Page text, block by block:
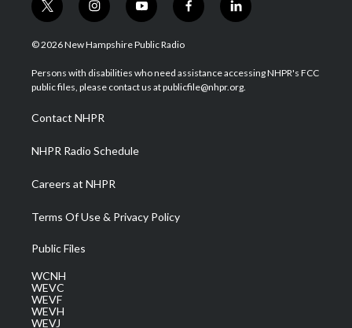
t
w
i
t
e
i
n
s
a
g
a
m
y
o
u
u
b
f
a
b
o
l
i
e
d
© 2026 New Hampshire Public Radio
Persons with disabilities who need assistance accessing NHPR's FCC
public files, please contact us at publicfile@nhpr.org.
Contact NHPR
NHPR Radio Schedule
Careers at NHPR
Terms Of Use & Privacy Policy
Public Files
WCNH
WEVC
WEVF
WEVH
WEVJ